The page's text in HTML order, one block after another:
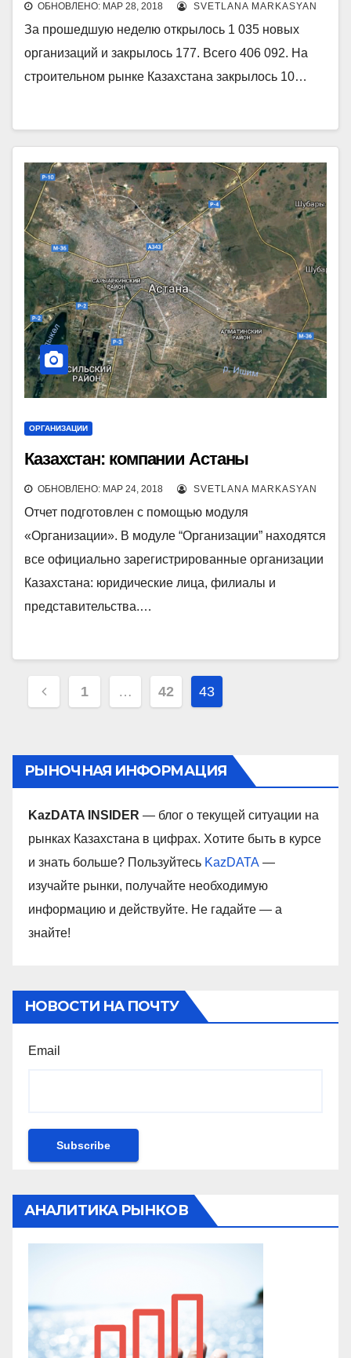
ОБНОВЛЕНО: МАР 28, 2018 SVETLANA MARKASYAN
За прошедшую неделю открылось 1 035 новых
организаций и закрылось 177. Всего 406 092. На
строительном рынке Казахстана закрылось 10…
ОРГАНИЗАЦИИ
Казахстан: компании Астаны
ОБНОВЛЕНО: МАР 24, 2018 SVETLANA MARKASYAN
Отчет подготовлен с помощью модуля
«Организации». В модуле “Организации” находятся
все официально зарегистрированные организации
Казахстана: юридические лица, филиалы и
представительства.…
Навигация
по
1 … 42 43
РЫНОЧНАЯ ИНФОРМАЦИЯ
KazDATA INSIDER — блог о текущей ситуации на
рынках Казахстана в цифрах. Хотите быть в курсе
и знать больше? Пользуйтесь KazDATA —
изучайте рынки, получайте необходимую
информацию и действуйте. Не гадайте — а
знайте!
НОВОСТИ НА ПОЧТУ
Email
АНАЛИТИКА РЫНКОВ